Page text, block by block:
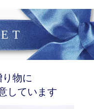
物に
しています